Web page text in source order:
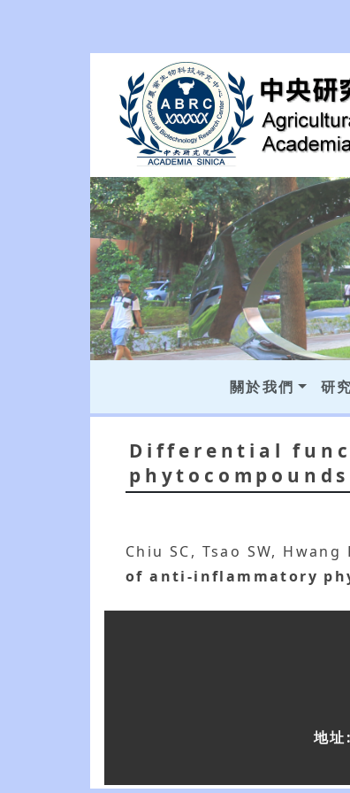
關於我們 研
Differential
Chiu SC, Tsao SW,
of anti-inflammatory
地